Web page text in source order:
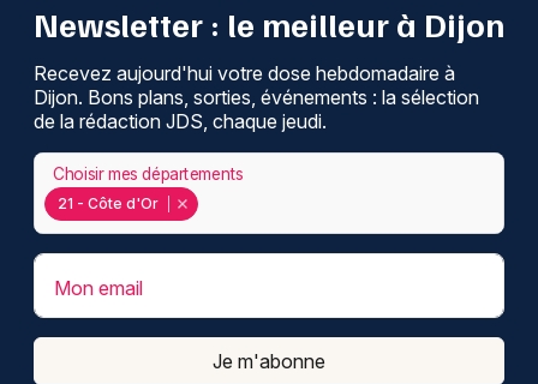
Newsletter : le meilleur à Dijon
Recevez aujourd'hui votre dose hebdomadaire à
Dijon. Bons plans, sorties, événements : la sélection
de la rédaction JDS, chaque jeudi.
21 - Côte d'Or
Choisir mes départements
Mon email
Je m'abonne